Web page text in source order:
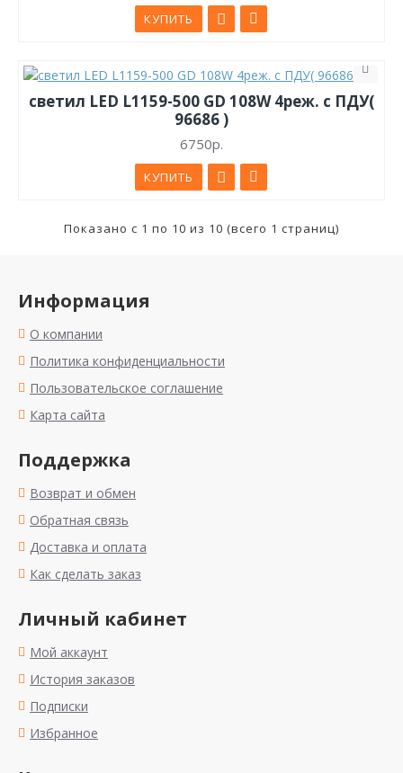
КУПИТЬ
светил LED L1159-500 GD 108W 4реж. с ПДУ(
96686 )
6750р.
КУПИТЬ
Показано с 1 по 10 из 10 (всего 1 страниц)
Информация
О компании
Политика конфиденциальности
Пользовательское соглашение
Карта сайта
Поддержка
Возврат и обмен
Обратная связь
Доставка и оплата
Как сделать заказ
Личный кабинет
Мой аккаунт
История заказов
Подписки
Избранное